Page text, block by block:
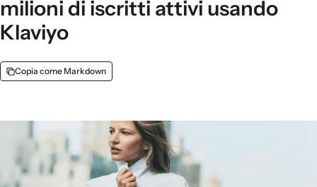
milioni di iscritti attivi usando
Klaviyo
Copia come Markdown